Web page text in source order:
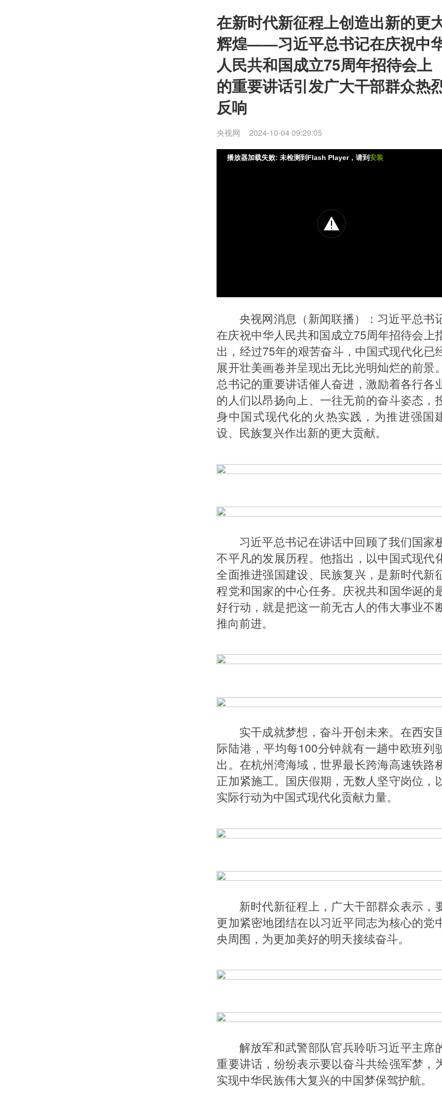
在新时代新征程上创造出新的更
辉煌——习近平总书记在庆祝中
人民共和国成立75周年招待会上
的重要讲话引发广大干部群众热
反响
央视网 2024-10-04 09:29:05
播放器加载失败: 未检测到Flash Player，请到安装
央视网消息（新闻联播）：习近平总书
在庆祝中华人民共和国成立75周年招待会上
出，经过75年的艰苦奋斗，中国式现代化已
展开壮美画卷并呈现出无比光明灿烂的前景。
总书记的重要讲话催人奋进，激励着各行各
的人们以昂扬向上、一往无前的奋斗姿态，
身中国式现代化的火热实践，为推进强国
设、民族复兴作出新的更大贡献。
习近平总书记在讲话中回顾了我们国家
不平凡的发展历程。他指出，以中国式现代
全面推进强国建设、民族复兴，是新时代新
程党和国家的中心任务。庆祝共和国华诞的
好行动，就是把这一前无古人的伟大事业不
推向前进。
实干成就梦想，奋斗开创未来。在西安
际陆港，平均每100分钟就有一趟中欧班列
出。在杭州湾海域，世界最长跨海高速铁路
正加紧施工。国庆假期，无数人坚守岗位，
实际行动为中国式现代化贡献力量。
新时代新征程上，广大干部群众表示，
更加紧密地团结在以习近平同志为核心的党
央周围，为更加美好的明天接续奋斗。
解放军和武警部队官兵聆听习近平主席
重要讲话，纷纷表示要以奋斗共绘强军梦，
实现中华民族伟大复兴的中国梦保驾护航。